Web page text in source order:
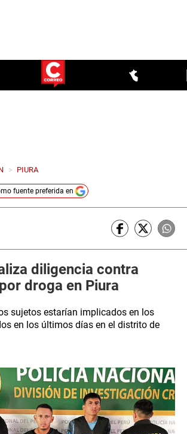
> PIURA
fuente preferida en
diligencia contra
droga en Piura
sujetos estarían implicados en los
en los últimos días en el distrito de